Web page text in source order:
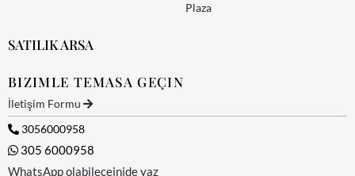
Plaza
SATILIK ARSA
BIZIMLE TEMASA GEÇIN
İletişim Formu
3056000958
305 6000958
WhatsApp olabileceinide yaz